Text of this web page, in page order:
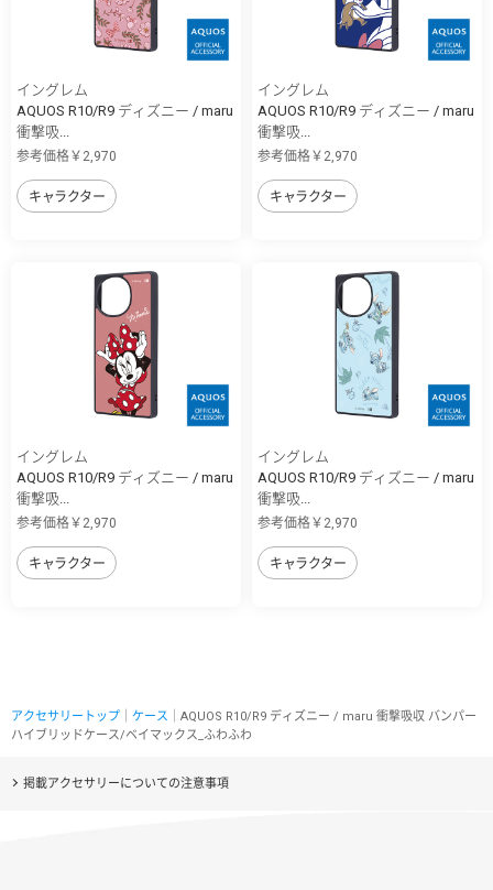
イングレム
AQUOS R10/R9 ディズニー / maru
衝撃吸...
参考価格￥2,970
キャラクター
イングレム
AQUOS R10/R9 ディズニー / maru
衝撃吸...
参考価格￥2,970
キャラクター
イングレム
AQUOS R10/R9 ディズニー / maru
衝撃吸...
参考価格￥2,970
キャラクター
イングレム
AQUOS R10/R9 ディズニー / maru
衝撃吸...
参考価格￥2,970
キャラクター
アクセサリートップ ケース ｜AQUOS R10/R9 ディズニー / maru 衝撃吸収 バンパー
ハイブリッドケース/ベイマックス_ふわふわ
掲載アクセサリーについての注意事項